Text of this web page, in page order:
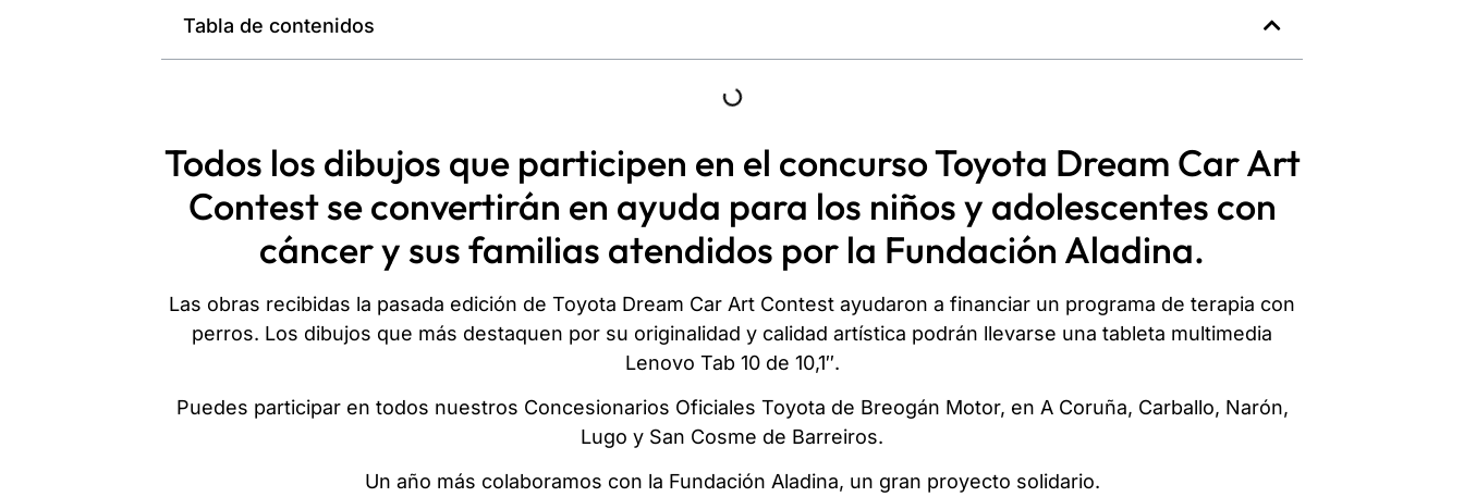
Tabla de contenidos
Todos los dibujos que participen en el concurso Toyota Dream Car Art
Contest se convertirán en ayuda para los niños y adolescentes con
cáncer y sus familias atendidos por la Fundación Aladina.
Las obras recibidas la pasada edición de Toyota Dream Car Art Contest ayudaron a financiar un programa de terapia con
perros. Los dibujos que más destaquen por su originalidad y calidad artística podrán llevarse una tableta multimedia
Lenovo Tab 10 de 10,1″.
Puedes participar en todos nuestros Concesionarios Oficiales Toyota de Breogán Motor, en A Coruña, Carballo, Narón,
Lugo y San Cosme de Barreiros.
Un año más colaboramos con la Fundación Aladina, un gran proyecto solidario.